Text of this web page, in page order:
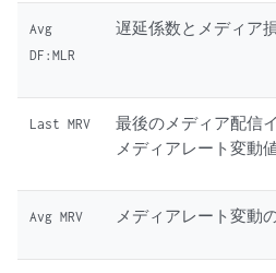
Avg
DF:MLR
遅延係数とメディア
Last MRV
最後のメディア配信
メディアレート変動
Avg MRV メディアレート変動